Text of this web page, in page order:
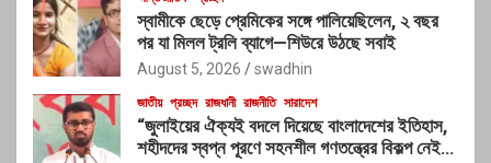
স্বামীকে ছেড়ে প্রেমিকের সঙ্গে পালিয়েছিলেন, ২ বছর
পর যা মিলল ট্রলি ব্যাগে—শিউরে উঠছে সবাই
August 5, 2026 swadhin
জাতীয় প্রচ্ছদ রাজধানী রাজনীতি সারাদেশ
“জুলাইয়ের ঐক্যই বদলে দিয়েছে বাংলাদেশের ইতিহাস,
শহীদদের স্বপ্ন পূরণে সহনশীল গণতন্ত্রের বিকল্প নেই” :